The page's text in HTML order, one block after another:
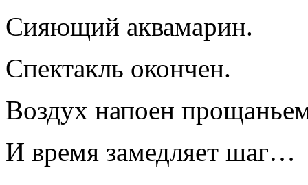
Сияющий аквамарин.
Спектакль окончен.
Воздух напоен
И время замедляет шаг…